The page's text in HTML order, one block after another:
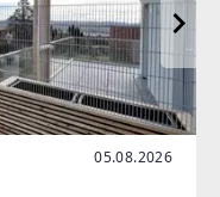
05.08.2026